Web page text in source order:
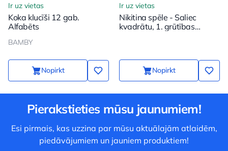
Ir uz vietas
Koka klucīši 12 gab.
Alfabēts
BAMBY
Nopirkt
Ir uz vietas
Nikitina spēle - Saliec
kvadrātu, 1. grūtības
Nopirkt
Pierakstieties mūsu jaunumiem!
Esi pirmais, kas uzzina par mūsu aktuālajām atlaidēm,
piedāvājumiem un jauniem produktiem!